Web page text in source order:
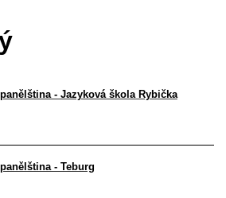
- Jazyková škola Rybička
- Teburg